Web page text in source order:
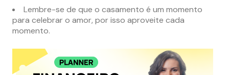
Lembre-se de que o casamento é um momento
para celebrar o amor, por isso aproveite cada
momento.